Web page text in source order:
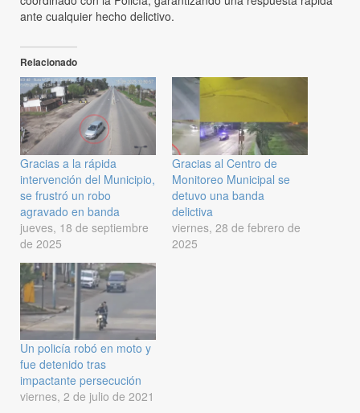
ante cualquier hecho delictivo.
Relacionado
Gracias a la rápida
intervención del Municipio,
se frustró un robo
agravado en banda
jueves, 18 de septiembre
de 2025
Gracias al Centro de
Monitoreo Municipal se
detuvo una banda
delictiva
viernes, 28 de febrero de
2025
Un policía robó en moto y
fue detenido tras
impactante persecución
viernes, 2 de julio de 2021